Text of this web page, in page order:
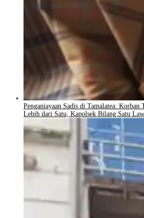
Penganiayaan Sadis di Tamalatea: Korban
Lebih dari Satu, Kapolsek Bilang Satu